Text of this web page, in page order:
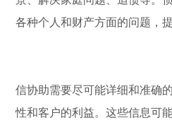
各种个人和财产方面的问题，
信协助需要尽可能详细和准确
性和客户的利益。这些信息可